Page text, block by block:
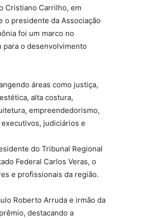
Cristiano Carrilho, em
o presidente da Associação
foi um marco no
o desenvolvimento
áreas como justiça,
alta costura,
empreendedorismo,
judiciários e
do Tribunal Regional
Federal Carlos Veras, o
e profissionais da região.
Roberto Arruda e irmão da
destacando a